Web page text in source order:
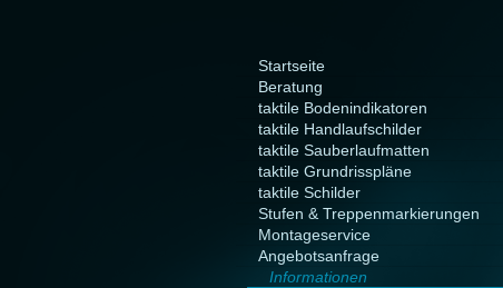
Startseite
Beratung
taktile Bodenindikatoren
taktile Handlaufschilder
taktile Sauberlaufmatten
taktile Grundrisspläne
taktile Schilder
Stufen & Treppenmarkierungen
Montageservice
Angebotsanfrage
Informationen